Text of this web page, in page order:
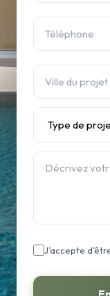
J’accepte